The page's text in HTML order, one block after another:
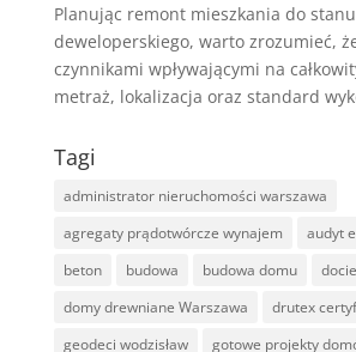
Planując remont mieszkania do stanu
deweloperskiego, warto zrozumieć,
czynnikami wpływającymi na
metraż, lokalizacja oraz standard
Tagi
administrator nieruchomości warszawa
agregaty prądotwórcze wynajem
audyt
beton
budowa budowa domu
domy drewniane Warszawa
drutex
geodeci wodzisław
gotowe projekty